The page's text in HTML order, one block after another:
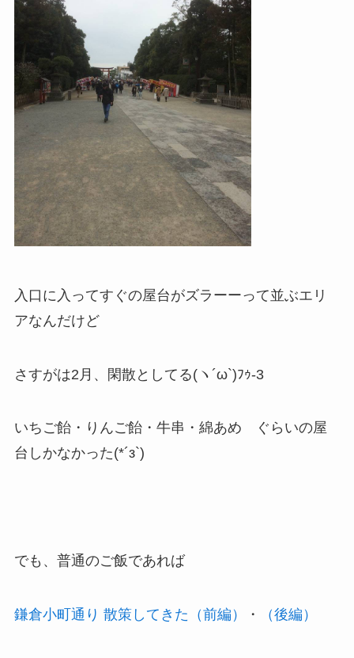
入口に入ってすぐの屋台がズラーーって並ぶエリ
アなんだけど
さすがは2月、閑散としてる(ヽ´ω`)ﾌｩ-3
いちご飴・りんご飴・牛串・綿あめ ぐらいの屋
台しかなかった(*´з`)
でも、普通のご飯であれば
鎌倉小町通り 散策してきた（前編） ・ （後編）